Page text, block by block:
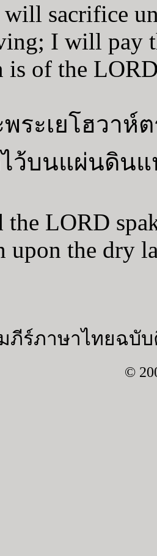
sacrifice
I will pay
is of the
พระเยโฮวา
ว้บนแผ่นดินแ
the LORD
upon the dry
ภีร์ภาษาไทยฉบับ
©